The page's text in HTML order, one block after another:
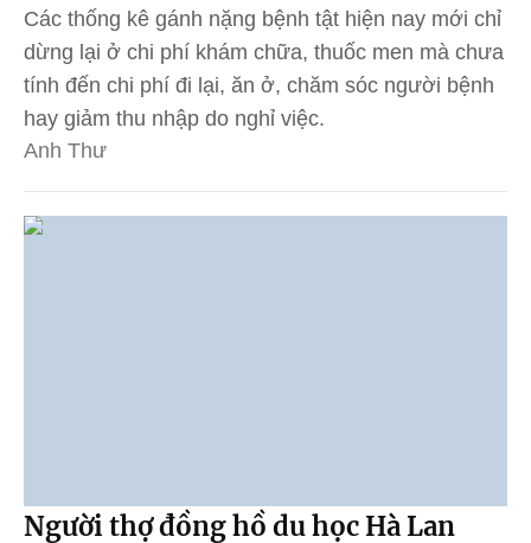
Các thống kê gánh nặng bệnh tật hiện nay mới chỉ
dừng lại ở chi phí khám chữa, thuốc men mà chưa
tính đến chi phí đi lại, ăn ở, chăm sóc người bệnh
hay giảm thu nhập do nghỉ việc.
Anh Thư
Người thợ đồng hồ du học Hà Lan